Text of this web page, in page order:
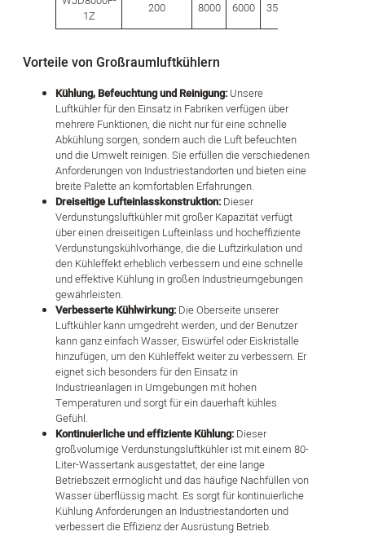
1Z
200 8000 6000 3500
Vorteile von Großraumluftkühlern
Kühlung, Befeuchtung und Reinigung:Unsere
Luftkühler für den Einsatz in Fabriken verfügen über
mehrere Funktionen, die nicht nur für eine schnelle
Abkühlung sorgen, sondern auch die Luft befeuchten
und die Umwelt reinigen. Sie erfüllen die verschiedenen
Anforderungen von Industriestandorten und bieten eine
breite Palette an komfortablen Erfahrungen.
Dreiseitige Lufteinlasskonstruktion:Dieser
Verdunstungsluftkühler mit großer Kapazität verfügt
über einen dreiseitigen Lufteinlass und hocheffiziente
Verdunstungskühlvorhänge, die die Luftzirkulation und
den Kühleffekt erheblich verbessern und eine schnelle
und effektive Kühlung in großen Industrieumgebungen
gewährleisten.
Verbesserte Kühlwirkung:Die Oberseite unserer
Luftkühler kann umgedreht werden, und der Benutzer
kann ganz einfach Wasser, Eiswürfel oder Eiskristalle
hinzufügen, um den Kühleffekt weiter zu verbessern. Er
eignet sich besonders für den Einsatz in
Industrieanlagen in Umgebungen mit hohen
Temperaturen und sorgt für ein dauerhaft kühles
Gefühl.
Kontinuierliche und effiziente Kühlung:Dieser
großvolumige Verdunstungsluftkühler ist mit einem 80-
Liter-Wassertank ausgestattet, der eine lange
Betriebszeit ermöglicht und das häufige Nachfüllen von
Wasser überflüssig macht. Es sorgt für kontinuierliche
Kühlung Anforderungen an Industriestandorten und
verbessert die Effizienz der Ausrüstung Betrieb.